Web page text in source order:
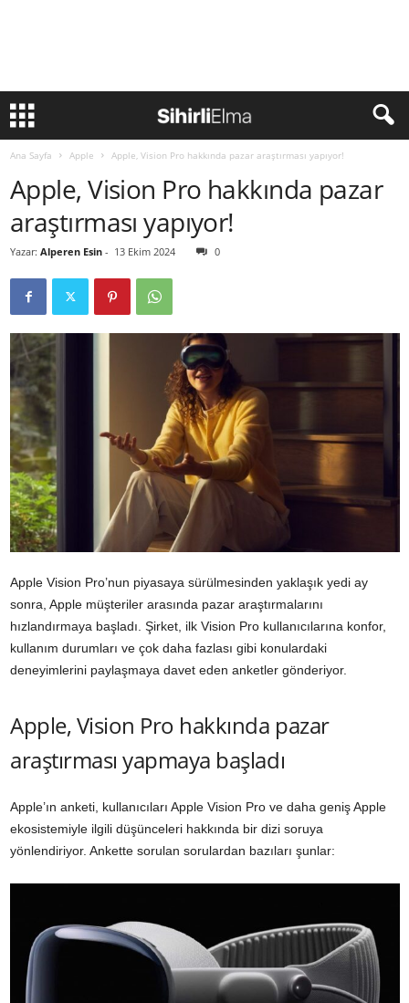
Ana Sayfa Apple Apple, Vision Pro hakkında pazar araştırması yapıyor!
Apple, Vision Pro hakkında pazar
araştırması yapıyor!
Yazar: Alperen Esin - 13 Ekim 2024 0
Apple Vision Pro’nun piyasaya sürülmesinden yaklaşık yedi ay
sonra, Apple müşteriler arasında pazar araştırmalarını
hızlandırmaya başladı. Şirket, ilk Vision Pro kullanıcılarına konfor,
kullanım durumları ve çok daha fazlası gibi konulardaki
deneyimlerini paylaşmaya davet eden anketler gönderiyor.
Apple, Vision Pro hakkında pazar
araştırması yapmaya başladı
Apple’ın anketi, kullanıcıları Apple Vision Pro ve daha geniş Apple
ekosistemiyle ilgili düşünceleri hakkında bir dizi soruya
yönlendiriyor. Ankette sorulan sorulardan bazıları şunlar: